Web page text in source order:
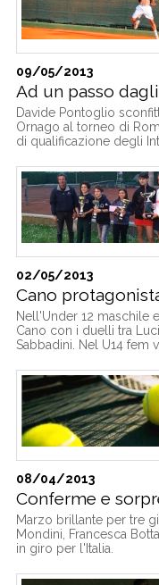
09/05/2013
Ad un passo
Davide Pontoglio
Ornago al torneo di
di qualificazione degli
02/05/2013
Cano
Nell'Under 12 maschile
Cano con i duelli tra
Sabbadini. Nel U14 fem
08/04/2013
Conferme e
Marzo brillante per tre
Mondini, Francesca
in giro per l'Italia.